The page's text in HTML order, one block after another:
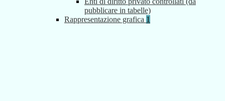
pubblicare in tabelle)
Rappresentazione grafica 1